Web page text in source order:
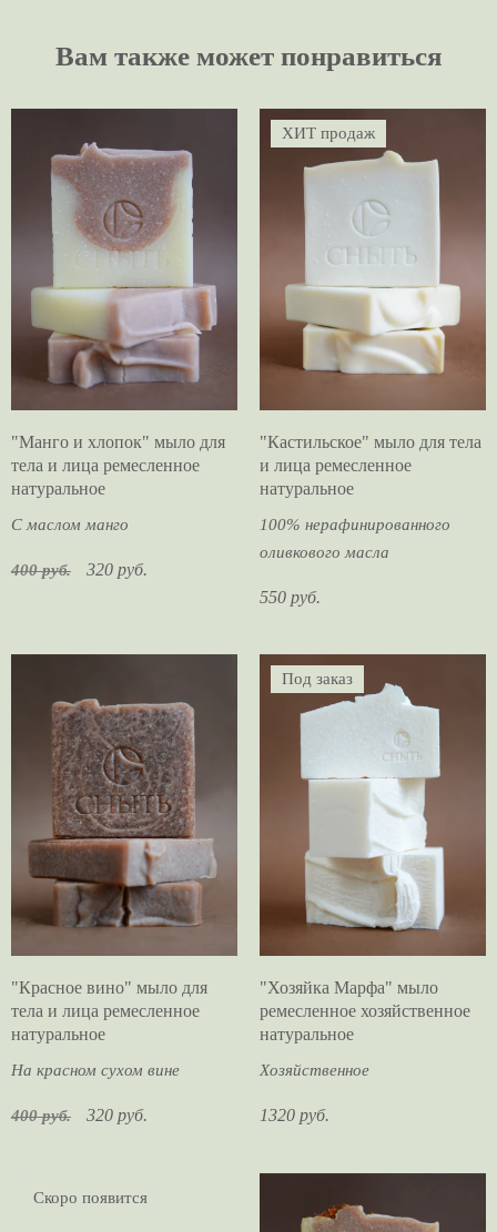
Вам также может понравиться
"Манго и хлопок" мыло для
тела и лица ремесленное
натуральное
С маслом манго
400 руб. 320 руб.
ХИТ продаж
"Кастильское" мыло для тела
и лица ремесленное
натуральное
100% нерафинированного
оливкового масла
550 руб.
"Красное вино" мыло для
тела и лица ремесленное
натуральное
На красном сухом вине
400 руб. 320 руб.
Под заказ
"Хозяйка Марфа" мыло
ремесленное хозяйственное
натуральное
Хозяйственное
1320 руб.
Скоро появится